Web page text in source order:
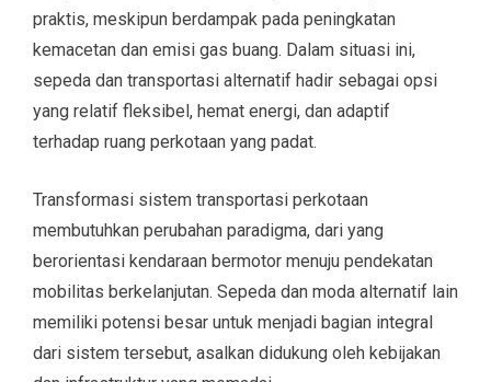
praktis, meskipun berdampak pada peningkatan
kemacetan dan emisi gas buang. Dalam situasi ini,
sepeda dan transportasi alternatif hadir sebagai opsi
yang relatif fleksibel, hemat energi, dan adaptif
terhadap ruang perkotaan yang padat.
Transformasi sistem transportasi perkotaan
membutuhkan perubahan paradigma, dari yang
berorientasi kendaraan bermotor menuju pendekatan
mobilitas berkelanjutan. Sepeda dan moda alternatif lain
memiliki potensi besar untuk menjadi bagian integral
dari sistem tersebut, asalkan didukung oleh kebijakan